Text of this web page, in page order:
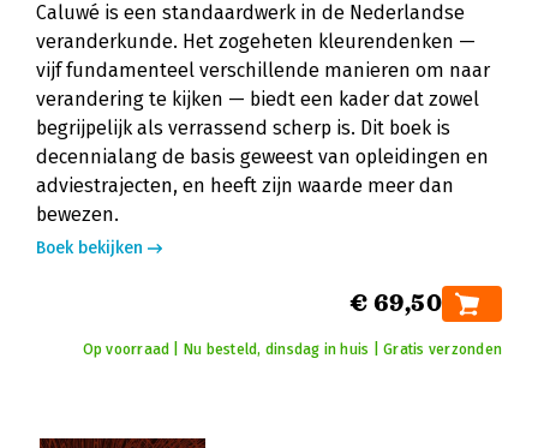
Caluwé is een standaardwerk in de Nederlandse
veranderkunde. Het zogeheten kleurendenken —
vijf fundamenteel verschillende manieren om naar
verandering te kijken — biedt een kader dat zowel
begrijpelijk als verrassend scherp is. Dit boek is
decennialang de basis geweest van opleidingen en
adviestrajecten, en heeft zijn waarde meer dan
bewezen.
Boek bekijken
€ 69,50
Op voorraad | Nu besteld, dinsdag in huis | Gratis verzonden